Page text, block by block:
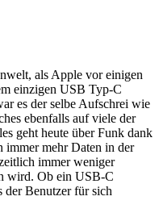
als Apple vor einigen
einzigen USB Typ-C
es der selbe Aufschrei wie
ebenfalls auf viele der
geht heute über Funk dank
mehr Daten in der
immer weniger
wird. Ob ein USB-C
der Benutzer für sich